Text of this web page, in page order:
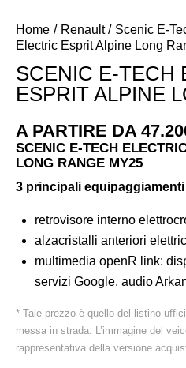
Home Renault Scenic E-
Electric Esprit Alpine Long
SCENIC E-TECH
ESPRIT ALPINE
A PARTIRE DA
SCENIC E-TECH
LONG RANGE MY25
3 principali
retrovisore interno
alzacristalli anteriori
multimedia openR link:
servizi Google, audio
* Tale prezzo è quello del listino
messa in strada. L’immagine del
rappresentativa della versione